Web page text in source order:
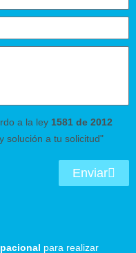
a la ley 1581 de 2012
solución a tu solicitud"
Enviar
para realizar